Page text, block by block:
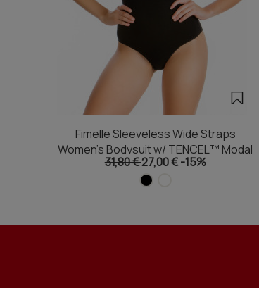
Fimelle Sleeveless Wide Straps
Women's Bodysuit w/ TENCEL™ Modal
31,80 €27,00 €-15%